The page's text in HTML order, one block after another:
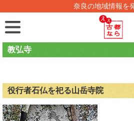
奈良の地域情報を
教弘寺
役行者石仏を祀る山岳寺院